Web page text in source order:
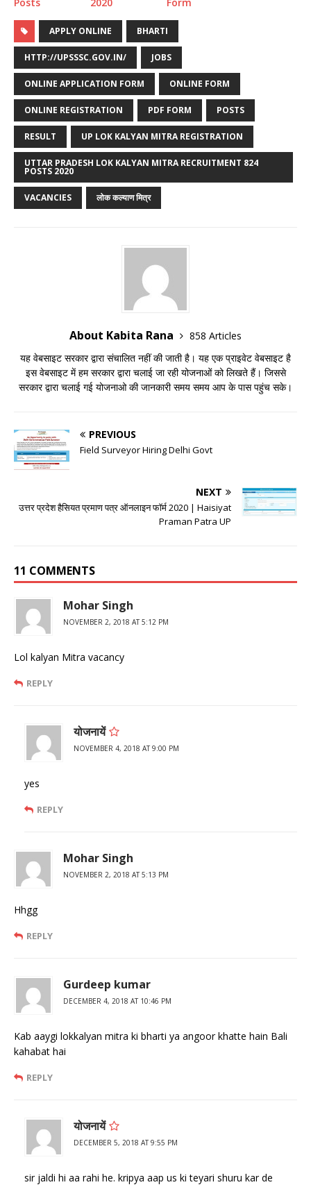
APPLY ONLINE BHARTI
HTTP://UPSSSC.GOV.IN/ JOBS
ONLINE APPLICATION FORM ONLINE FORM
ONLINE REGISTRATION PDF FORM POSTS
RESULT UP LOK KALYAN MITRA REGISTRATION
UTTAR PRADESH LOK KALYAN MITRA RECRUITMENT 824
POSTS 2020
VACANCIES लोक कल्याण मित्र
About Kabita Rana
858 Articles
यह वेबसाइट सरकार द्वारा संचालित नहीं की जाती है। यह एक प्राइवेट वेबसाइट है
इस वेबसाइट में हम सरकार द्वारा चलाई जा रही योजनाओं को लिखते हैं। जिससे
सरकार द्वारा चलाई गई योजनाओ की जानकारी समय समय आप के पास पहुंच सके।
PREVIOUS
Field Surveyor Hiring Delhi Govt
NEXT
उत्तर प्रदेश हैसियत प्रमाण पत्र ऑनलाइन फॉर्म 2020 | Haisiyat
Praman Patra UP
11 COMMENTS
Mohar Singh
NOVEMBER 2, 2018 AT 5:12 PM
Lol kalyan Mitra vacancy
REPLY
योजनायें
NOVEMBER 4, 2018 AT 9:00 PM
yes
REPLY
Mohar Singh
NOVEMBER 2, 2018 AT 5:13 PM
Hhgg
REPLY
Gurdeep kumar
DECEMBER 4, 2018 AT 10:46 PM
Kab aaygi lokkalyan mitra ki bharti ya angoor khatte hain Bali
kahabat hai
REPLY
योजनायें
DECEMBER 5, 2018 AT 9:55 PM
sir jaldi hi aa rahi he. kripya aap us ki teyari shuru kar de